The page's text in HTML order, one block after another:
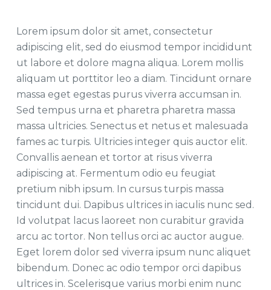
e
n
d
o
Lorem ipsum dolor sit amet, consectetur
adipiscing elit, sed do eiusmod tempor incididunt
ut labore et dolore magna aliqua. Lorem mollis
aliquam ut porttitor leo a diam. Tincidunt ornare
massa eget egestas purus viverra accumsan in.
Sed tempus urna et pharetra pharetra massa
massa ultricies. Senectus et netus et malesuada
fames ac turpis. Ultricies integer quis auctor elit.
Convallis aenean et tortor at risus viverra
adipiscing at. Fermentum odio eu feugiat
pretium nibh ipsum. In cursus turpis massa
tincidunt dui. Dapibus ultrices in iaculis nunc sed.
Id volutpat lacus laoreet non curabitur gravida
arcu ac tortor. Non tellus orci ac auctor augue.
Eget lorem dolor sed viverra ipsum nunc aliquet
bibendum. Donec ac odio tempor orci dapibus
ultrices in. Scelerisque varius morbi enim nunc